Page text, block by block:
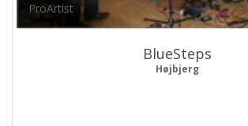
ProArtist
BlueSteps
Højbjerg